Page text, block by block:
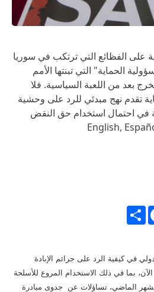
على الفظائع التي ترتكب في سوريا
الحماية" التي تبنتها الأمم
2005، إلا لم تخرج بعد من اللعبة السياسية. فلا
تقدم نهج مبدئي للرد على وحشية
في احتمال استخدام حق النقض
Share
في كيفية الرد على جرائم الإبادة
بما في ذلك الاستخدام المروع للأسلحة
الماضي، تساؤلات عن جدوى مبادرة